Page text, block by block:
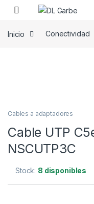
Inicio Conectividad
Cables a adaptadores
Cable UTP
NSCUTP3C
Stock: 8 disponibles